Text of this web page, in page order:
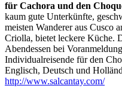
für Cachora und den
kaum gute Unterkünfte,
meisten Wanderer aus Cusco
Criolla, bietet leckere Küche.
Abendessen bei
Individualreisende für den
Englisch, Deutsch und
http://www.salcantay.com/